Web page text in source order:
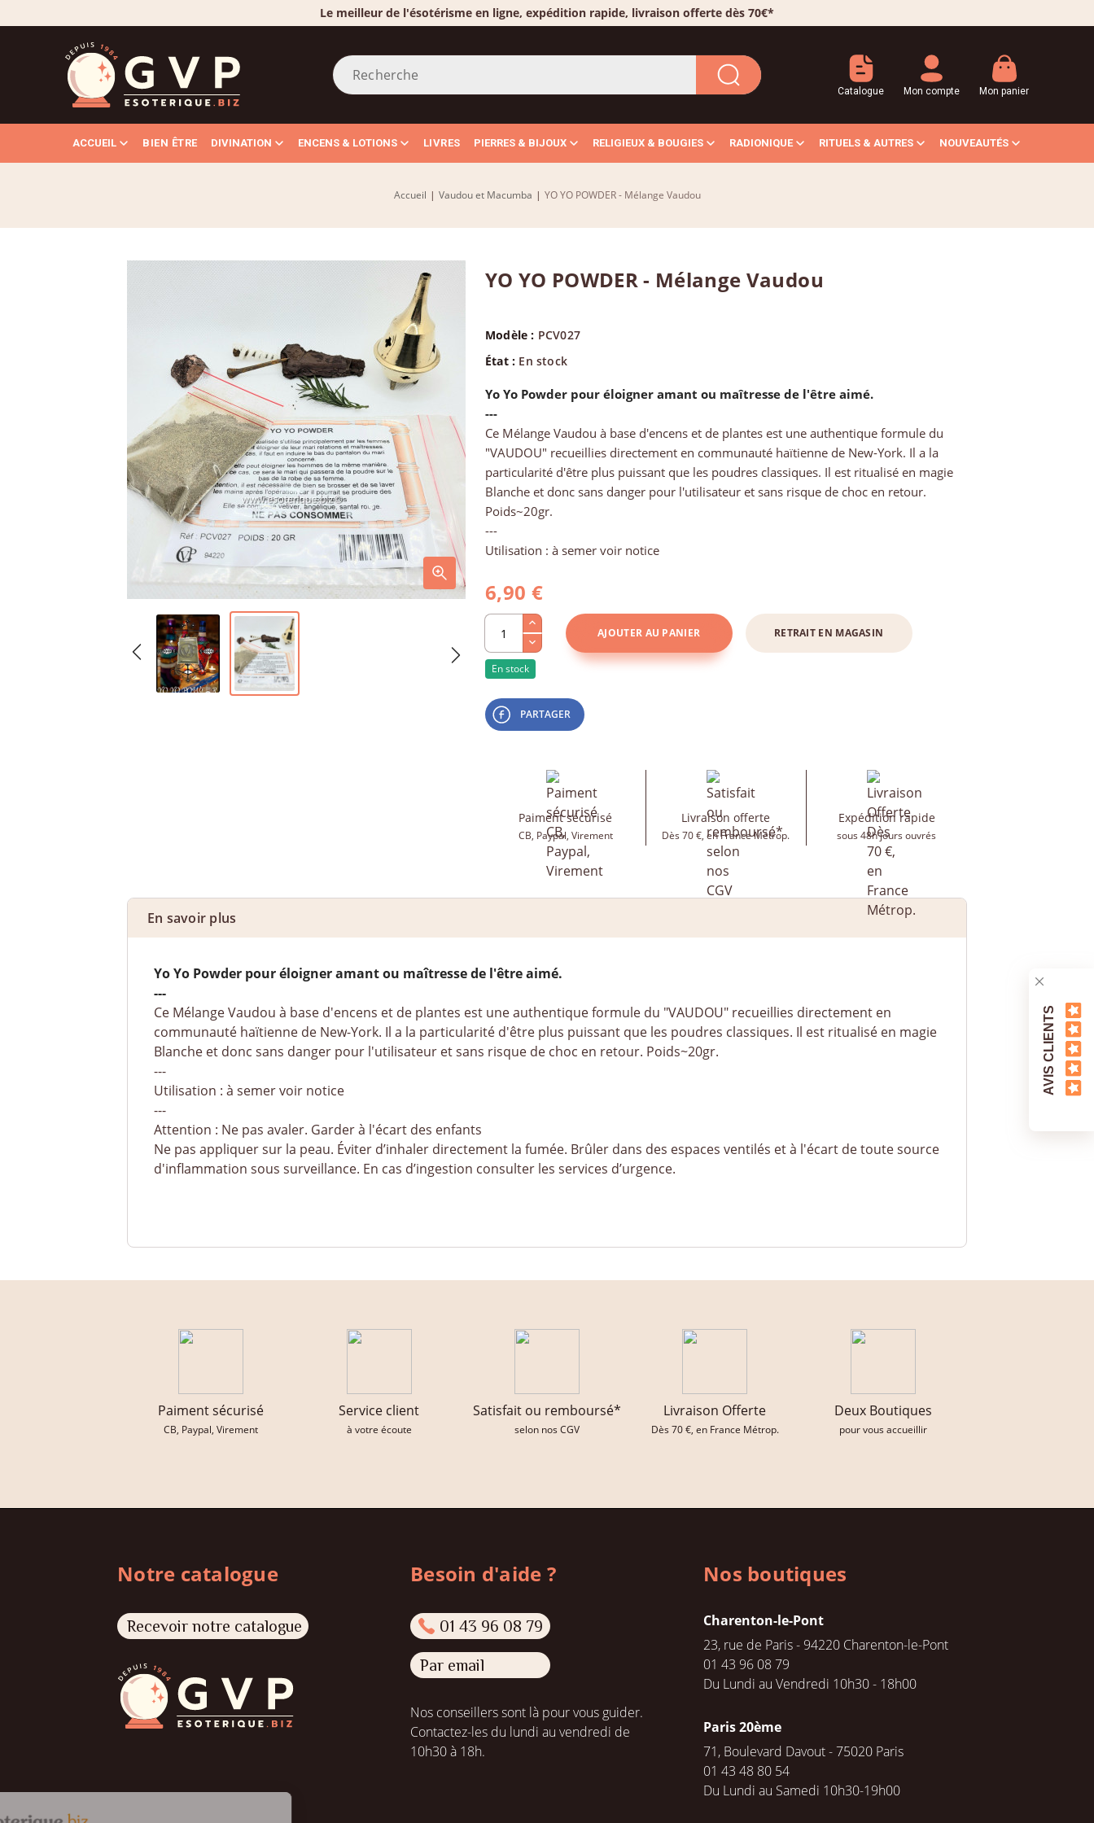
Le meilleur de l'ésotérisme en ligne, expédition rapide, livraison offerte dès 70€*
Catalogue Mon compte Mon panier
ACCUEIL BIEN ÊTRE DIVINATION ENCENS & LOTIONS LIVRES PIERRES & BIJOUX RELIGIEUX & BOUGIES RADIONIQUE RITUELS & AUTRES NOUVEAUTÉS
Accueil | Vaudou et Macumba | YO YO POWDER - Mélange Vaudou
YO YO POWDER - Mélange Vaudou
Modèle : PCV027
État : En stock
Yo Yo Powder pour éloigner amant ou maîtresse de l'être aimé.
---
Ce Mélange Vaudou à base d'encens et de plantes est une authentique formule du
"VAUDOU" recueillies directement en communauté haïtienne de New-York. Il a la
particularité d'être plus puissant que les poudres classiques. Il est ritualisé en magie
Blanche et donc sans danger pour l'utilisateur et sans risque de choc en retour.
Poids~20gr.
---
Utilisation : à semer voir notice
6,90 €
AJOUTER AU PANIER RETRAIT EN MAGASIN
En stock
PARTAGER
Paiment sécurisé
CB, Paypal, Virement
Livraison offerte
Dès 70 €, en France Métrop.
Expédition rapide
sous 48h jours ouvrés
En savoir plus
Yo Yo Powder pour éloigner amant ou maîtresse de l'être aimé.
---
Ce Mélange Vaudou à base d'encens et de plantes est une authentique formule du "VAUDOU" recueillies directement en
communauté haïtienne de New-York. Il a la particularité d'être plus puissant que les poudres classiques. Il est ritualisé en magie
Blanche et donc sans danger pour l'utilisateur et sans risque de choc en retour. Poids~20gr.
---
Utilisation : à semer voir notice
---
Attention : Ne pas avaler. Garder à l'écart des enfants
Ne pas appliquer sur la peau. Éviter d’inhaler directement la fumée. Brûler dans des espaces ventilés et à l'écart de toute source
d'inflammation sous surveillance. En cas d’ingestion consulter les services d’urgence.
Paiment sécurisé
CB, Paypal, Virement
Service client
à votre écoute
Satisfait ou remboursé*
selon nos CGV
Livraison Offerte
Dès 70 €, en France Métrop.
Deux Boutiques
pour vous accueillir
Notre catalogue
Recevoir notre catalogue
Besoin d'aide ?
01 43 96 08 79
Par email
Nos conseillers sont là pour vous guider.
Contactez-les du lundi au vendredi de
10h30 à 18h.
AVIS CLIENTS
Nos boutiques
Charenton-le-Pont
23, rue de Paris - 94220 Charenton-le-Pont
01 43 96 08 79
Du Lundi au Vendredi 10h30 - 18h00
Paris 20ème
71, Boulevard Davout - 75020 Paris
01 43 48 80 54
Du Lundi au Samedi 10h30-19h00